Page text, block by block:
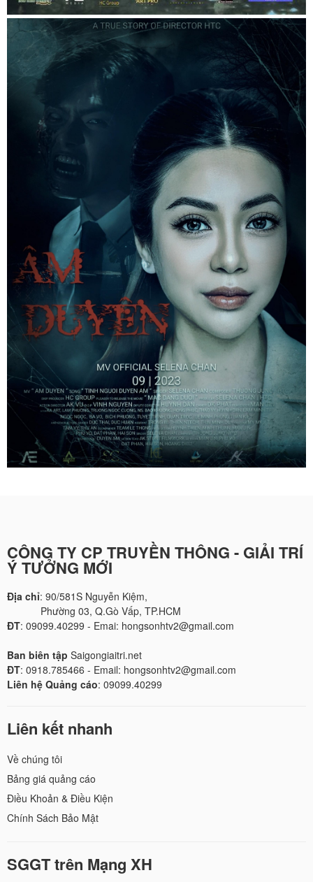
CÔNG TY CP TRUYỀN THÔNG - GIẢI TRÍ
Ý TƯỞNG MỚI
Địa chỉ: 90/581S Nguyễn Kiệm,
Phường 03, Q.Gò Vấp, TP.HCM
ĐT: 09099.40299 - Emai: hongsonhtv2@gmail.com
Ban biên tập Saigongiaitri.net
ĐT: 0918.785466 - Email: hongsonhtv2@gmail.com
Liên hệ Quảng cáo: 09099.40299
Liên kết nhanh
Về chúng tôi
Bảng giá quảng cáo
Điều Khoản & Điều Kiện
Chính Sách Bảo Mật
SGGT trên Mạng XH